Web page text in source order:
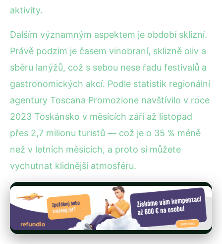
aktivity.
Dalším významným aspektem je období sklizní.
Právě podzim je časem vinobraní, sklizně oliv a
sběru lanýžů, což s sebou nese řadu festivalů a
gastronomických akcí. Podle statistik regionální
agentury Toscana Promozione navštívilo v roce
2023 Toskánsko v měsících září až listopad
přes 2,7 milionu turistů — což je o 35 % méně
než v letních měsících, a proto si můžete
vychutnat klidnější atmosféru.